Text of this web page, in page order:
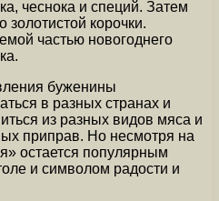
чеснока и специй. Затем
золотистой корочки.
частью новогоднего
буженины
в разных странах и
из разных видов мяса и
приправ. Но несмотря на
остается популярным
и символом радости и